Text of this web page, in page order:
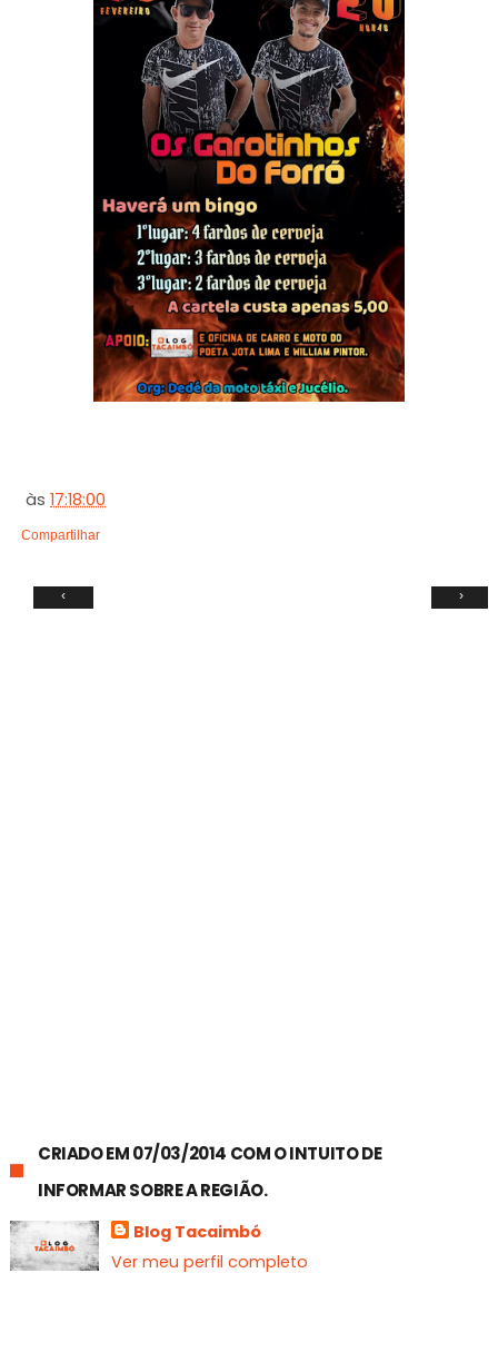
às17:18:00
Compartilhar
‹ ›
CRIADO EM 07/03/2014 COM O INTUITO DE
INFORMAR SOBRE A REGIÃO.
Blog Tacaimbó
Ver meu perfil completo